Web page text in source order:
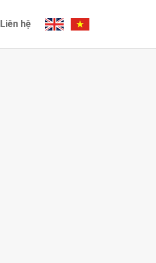
Liên hệ